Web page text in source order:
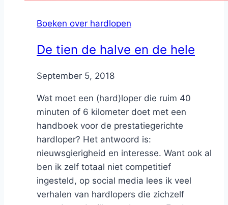
Boeken over hardlopen
De tien de halve en de hele
ByNicole
September 5, 2018
Wat moet een (hard)loper die ruim 40
minuten of 6 kilometer doet met een
handboek voor de prestatiegerichte
hardloper? Het antwoord is:
nieuwsgierigheid en interesse. Want ook al
ben ik zelf totaal niet competitief
ingesteld, op social media lees ik veel
verhalen van hardlopers die zichzelf